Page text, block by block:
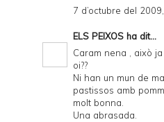
7 d’octubre del
ELS PEIXOS ha dit...
Caram nena , això
oi??
Ni han un mun de
pastissos amb
molt bonna.
Una abrasada.